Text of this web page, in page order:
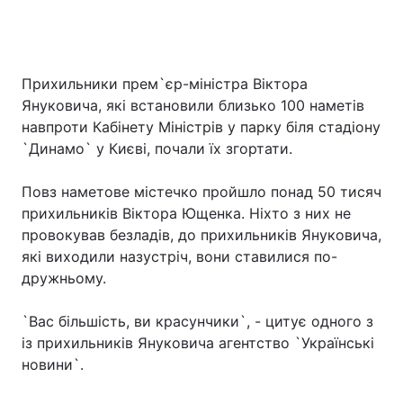
Прихильники прем`єр-міністра Віктора
Януковича, які встановили близько 100 наметів
навпроти Кабінету Міністрів у парку біля стадіону
`Динамо` у Києві, почали їх згортати.
Повз наметове містечко пройшло понад 50 тисяч
прихильників Віктора Ющенка. Ніхто з них не
провокував безладів, до прихильників Януковича,
які виходили назустріч, вони ставилися по-
дружньому.
`Вас більшість, ви красунчики`, - цитує одного з
із прихильників Януковича агентство `Українські
новини`.